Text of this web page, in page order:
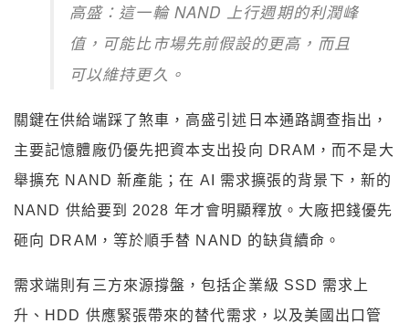
高盛：這一輪 NAND 上行週期的利潤峰
值，可能比市場先前假設的更高，而且
可以維持更久。
關鍵在供給端踩了煞車，高盛引述日本通路調查指出，
主要記憶體廠仍優先把資本支出投向 DRAM，而不是大
舉擴充 NAND 新產能；在 AI 需求擴張的背景下，新的
NAND 供給要到 2028 年才會明顯釋放。大廠把錢優先
砸向 DRAM，等於順手替 NAND 的缺貨續命。
需求端則有三方來源撐盤，包括企業級 SSD 需求上
升、HDD 供應緊張帶來的替代需求，以及美國出口管